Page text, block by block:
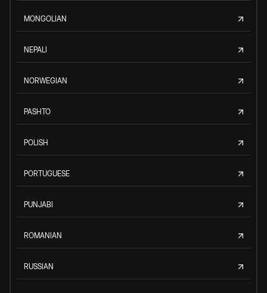
MONGOLIAN
NEPALI
NORWEGIAN
PASHTO
POLISH
PORTUGUESE
PUNJABI
ROMANIAN
RUSSIAN